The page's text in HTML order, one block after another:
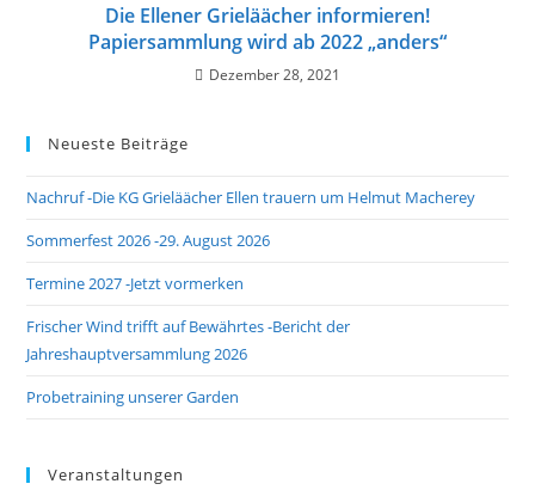
Die Ellener Grieläächer informieren!
Papiersammlung wird ab 2022 „anders“
Dezember 28, 2021
Neueste Beiträge
Nachruf -Die KG Grieläächer Ellen trauern um Helmut Macherey
Sommerfest 2026 -29. August 2026
Termine 2027 -Jetzt vormerken
Frischer Wind trifft auf Bewährtes -Bericht der
Jahreshauptversammlung 2026
Probetraining unserer Garden
Veranstaltungen